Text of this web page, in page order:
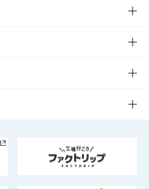
阪テナビリティ経営